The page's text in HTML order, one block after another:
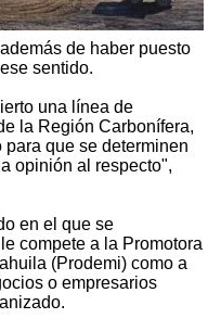
de haber puesto
sentido.
una línea de
la Región Carbonífera,
que se determinen
opinión al respecto",
en el que se
compete a la Promotora
(Prodemi) como a
o empresarios